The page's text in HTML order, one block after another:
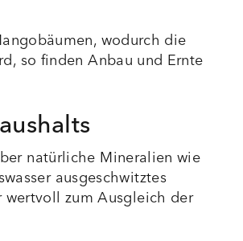
wodurch die
so finden Anbau und Ernte
natürliche Mineralien wie
ausgeschwitztes
wertvoll zum Ausgleich der